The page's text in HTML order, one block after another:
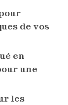
de vos
en
une
les